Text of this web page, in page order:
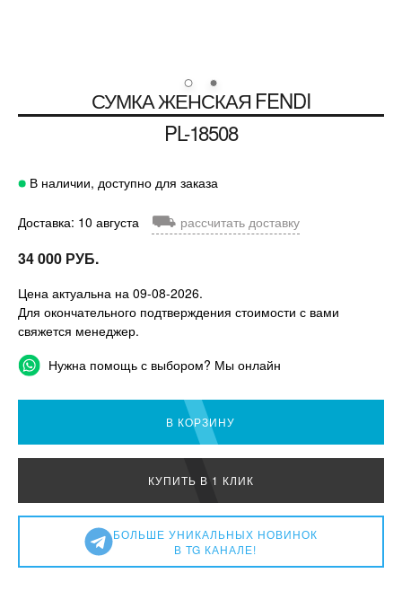
СУМКА ЖЕНСКАЯ FENDI
PL-18508
В наличии, доступно для заказа
Доставка: 10 августа ⛟ рассчитать доставку
34 000 РУБ.
Цена актуальна на 09-08-2026.
Для окончательного подтверждения стоимости с вами
свяжется менеджер.
Нужна помощь с выбором? Мы онлайн
В КОРЗИНУ
КУПИТЬ В 1 КЛИК
БОЛЬШЕ УНИКАЛЬНЫХ НОВИНОК
В TG КАНАЛЕ!